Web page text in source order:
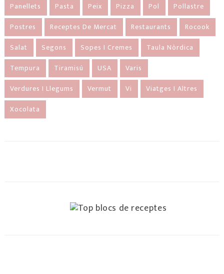
Panellets
Pasta Peix Pizza Pol
Pollastre
Postres
Receptes De Mercat Restaurants
Rocook
Salat
Segons Sopes I Cremes
Taula Nòrdica
Tempura
Tiramisú USA
Varis
Verdures I Llegums
Vermut Vi
Viatges I Altres
Xocolata